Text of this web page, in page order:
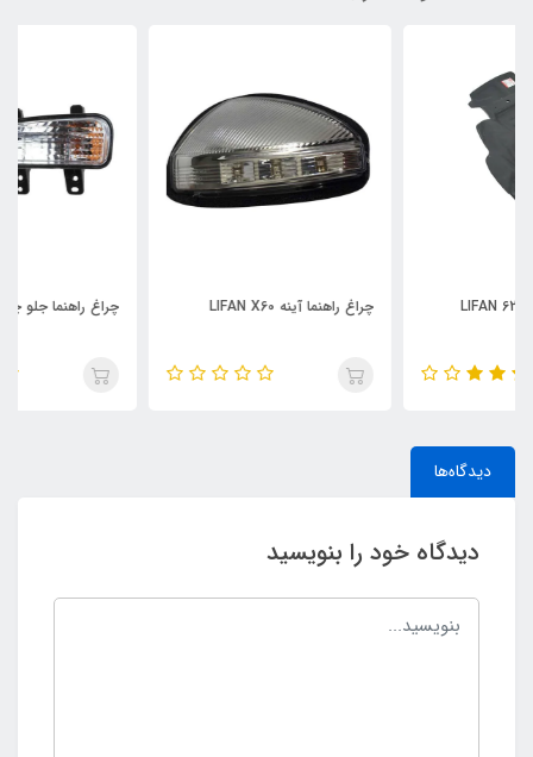
چراغ راهنما آینه LIFAN X60 چراغ راهنما جلو چپ LIFAN X60
دیدگاه‌ها
دیدگاه خود را بنویسید